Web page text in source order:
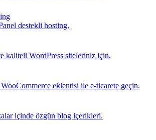
destekli hosting.
kaliteli WordPress siteleriniz için.
eklentisi ile e-ticarete geçin.
içinde özgün blog içerikleri.